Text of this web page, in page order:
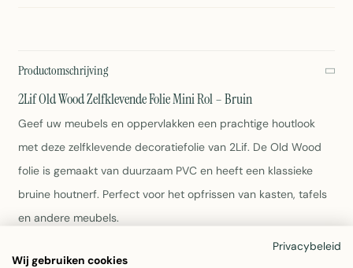
Productomschrijving
2Lif Old Wood Zelfklevende Folie Mini Rol – Bruin
Geef uw meubels en oppervlakken een prachtige houtlook
met deze zelfklevende decoratiefolie van 2Lif. De Old Wood
folie is gemaakt van duurzaam PVC en heeft een klassieke
bruine houtnerf. Perfect voor het opfrissen van kasten, tafels
en andere meubels.
Afmeting: 45cm x 2 meter
Privacybeleid
Wij gebruiken cookies